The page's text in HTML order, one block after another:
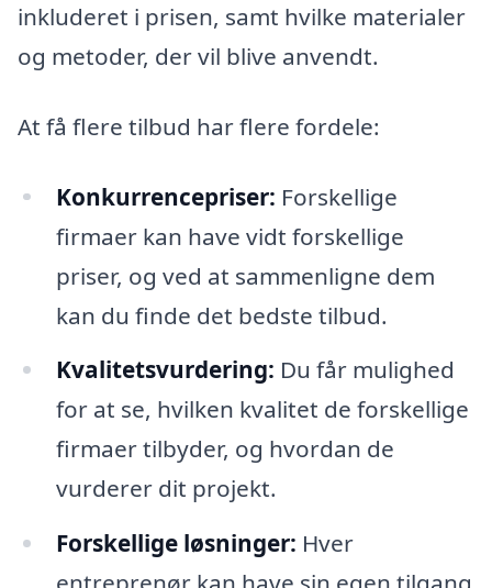
inkluderet i prisen, samt hvilke materialer
og metoder, der vil blive anvendt.
At få flere tilbud har flere fordele:
Konkurrencepriser: Forskellige
firmaer kan have vidt forskellige
priser, og ved at sammenligne dem
kan du finde det bedste tilbud.
Kvalitetsvurdering: Du får mulighed
for at se, hvilken kvalitet de forskellige
firmaer tilbyder, og hvordan de
vurderer dit projekt.
Forskellige løsninger: Hver